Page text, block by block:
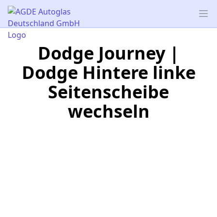
AGDE Autoglas Deutschland GmbH
Dodge Journey |
Dodge Hintere linke
Seitenscheibe
wechseln